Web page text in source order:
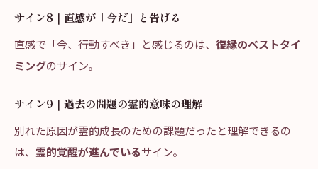
サイン8｜直感が「今だ」と告げる
直感で「今、行動すべき」と感じるのは、 復縁のベストタイ
ミングのサイン。
サイン9｜過去の問題の霊的意味の理解
別れた原因が霊的成長のための課題だったと理解できるの
は、 霊的覚醒が進んでいるサイン。